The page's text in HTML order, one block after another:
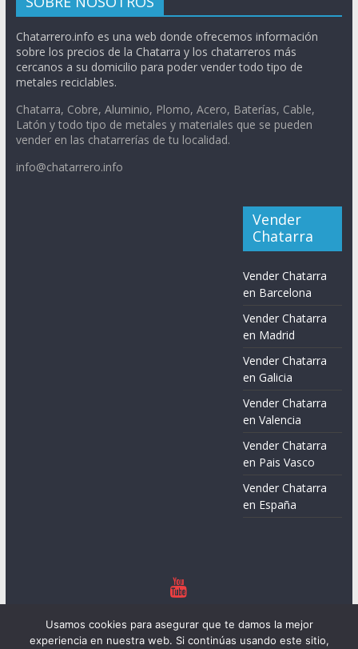
Chatarrero.info es una web donde ofrecemos información
sobre los precios de la Chatarra y los chatarreros más
cercanos a su domicilio para poder vender todo tipo de
metales reciclables.
Chatarra, Cobre, Aluminio, Plomo, Acero, Baterías, Cable,
Latón y todo tipo de metales y materiales que se pueden
vender en las chatarrerías de tu localidad.
info@chatarrero.info
Vender
Chatarra
Vender Chatarra
en Barcelona
Vender Chatarra
en Madrid
Vender Chatarra
en Galicia
Vender Chatarra
en Valencia
Vender Chatarra
en Pais Vasco
Vender Chatarra
en España
derechos reservados.
Usamos cookies para asegurar que te damos la mejor
experiencia en nuestra web. Si continúas usando este sitio,